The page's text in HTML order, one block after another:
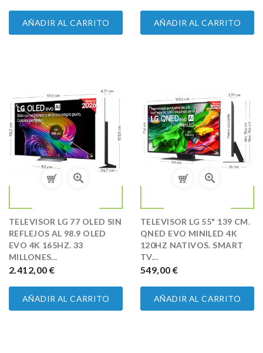
AÑADIR AL CARRITO AÑADIR AL CARRITO
TELEVISOR LG 77 OLED SIN
REFLEJOS AL 98.9 OLED
EVO 4K 165HZ. 33
MILLONES...
PRECIO
2.412,00 €
AÑADIR AL CARRITO
TELEVISOR LG 55" 139 CM.
QNED EVO MINILED 4K
120HZ NATIVOS. SMART
TV...
PRECIO
549,00 €
AÑADIR AL CARRITO